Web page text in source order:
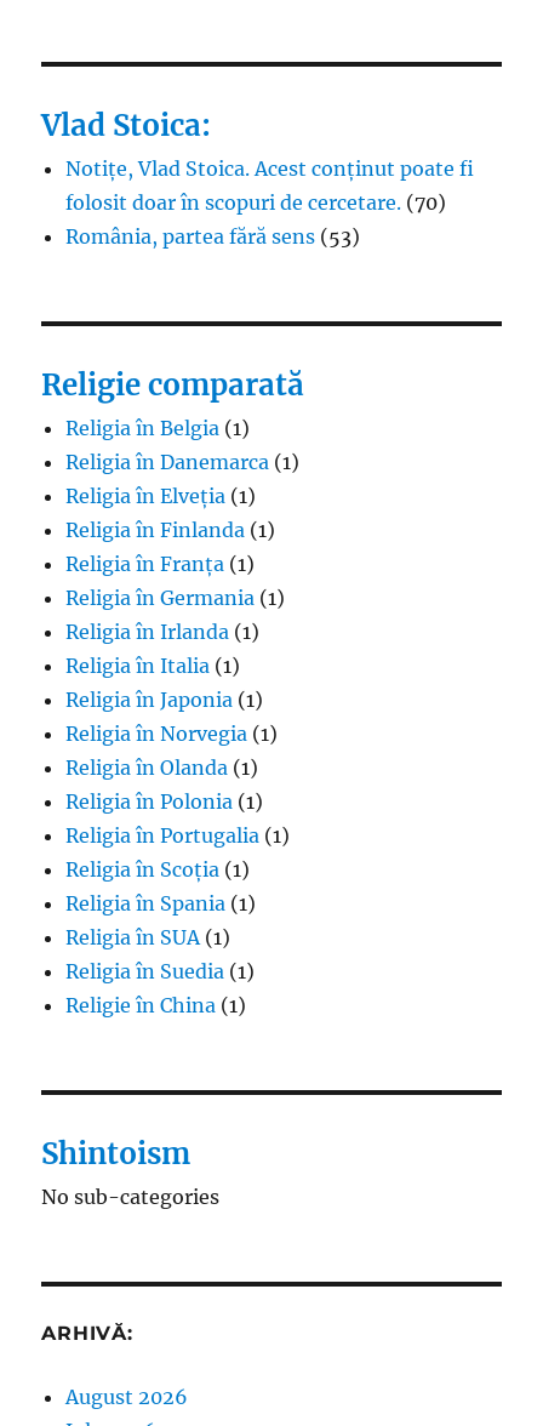
Vlad Stoica:
Notițe, Vlad Stoica. Acest conținut poate fi
folosit doar în scopuri de cercetare. (70)
România, partea fără sens (53)
Religie comparată
Religia în Belgia (1)
Religia în Danemarca (1)
Religia în Elveția (1)
Religia în Finlanda (1)
Religia în Franța (1)
Religia în Germania (1)
Religia în Irlanda (1)
Religia în Italia (1)
Religia în Japonia (1)
Religia în Norvegia (1)
Religia în Olanda (1)
Religia în Polonia (1)
Religia în Portugalia (1)
Religia în Scoția (1)
Religia în Spania (1)
Religia în SUA (1)
Religia în Suedia (1)
Religie în China (1)
Shintoism
No sub-categories
ARHIVĂ:
August 2026